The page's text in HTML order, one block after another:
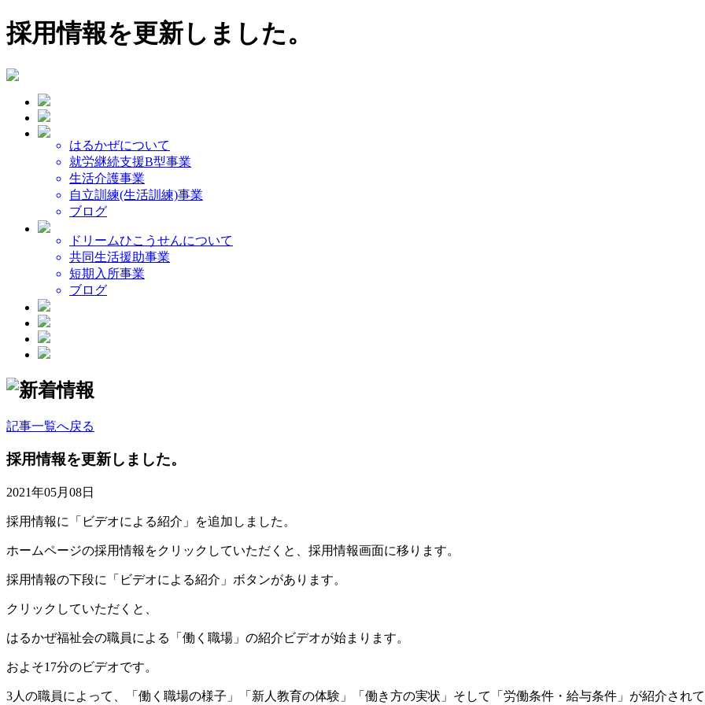
採用情報を更新しました。
はるかぜについて
就労継続支援B型事業
生活介護事業
自立訓練(生活訓練)事業
ブログ
ドリームひこうせんについて
共同生活援助事業
短期入所事業
ブログ
記事一覧へ戻る
採用情報を更新しました。
2021年05月08日
採用情報に「ビデオによる紹介」を追加しました。
ホームページの採用情報をクリックしていただくと、採用情報画面に移ります。
採用情報の下段に「ビデオによる紹介」ボタンがあります。
クリックしていただくと、
はるかぜ福祉会の職員による「働く職場」の紹介ビデオが始まります。
およそ17分のビデオです。
3人の職員によって、「働く職場の様子」「新人教育の体験」「働き方の実状」そして「労働条件・給与条件」が紹介されて